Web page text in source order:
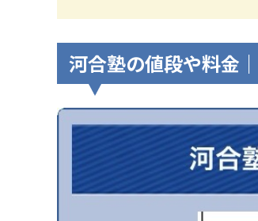
河合塾の値段や料金